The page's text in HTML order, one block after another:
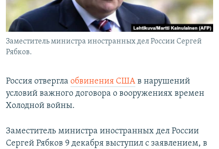
Заместитель министра иностранных дел России Сергей
Рябков.
Россия отвергла обвинения США в нарушений
условий важного договора о вооружениях времен
Холодной войны.
Заместитель министра иностранных дел России
Сергей Рябков 9 декабря выступил с заявлением, в